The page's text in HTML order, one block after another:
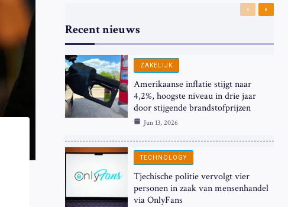
Recent nieuws
Previous
Next
ZAKELIJK
Amerikaanse inflatie stijgt naar
4,2%, hoogste niveau in drie jaar
door stijgende brandstofprijzen
Jun 13, 2026
TECHNOLOGY
Tjechische politie vervolgt vier
personen in zaak van mensenhandel
via OnlyFans